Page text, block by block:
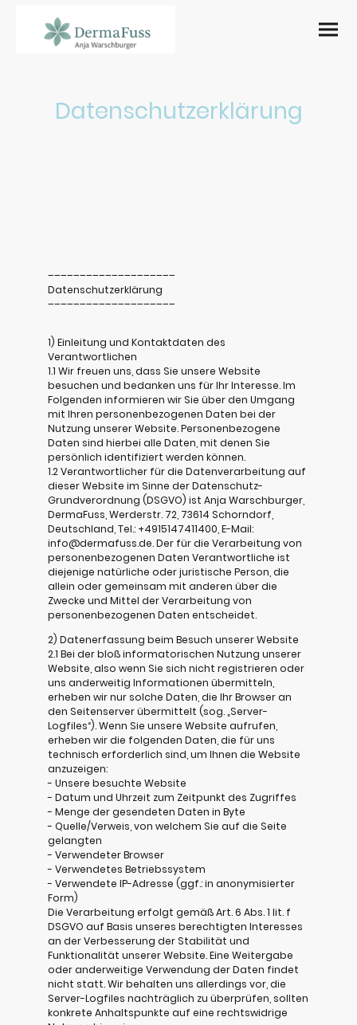
Datenschutzerklärung
––––––––––––––––––––
Datenschutzerklärung
––––––––––––––––––––
1) Einleitung und Kontaktdaten des
Verantwortlichen
1.1 Wir freuen uns, dass Sie unsere Website
besuchen und bedanken uns für Ihr Interesse. Im
Folgenden informieren wir Sie über den Umgang
mit Ihren personenbezogenen Daten bei der
Nutzung unserer Website. Personenbezogene
Daten sind hierbei alle Daten, mit denen Sie
persönlich identifiziert werden können.
1.2 Verantwortlicher für die Datenverarbeitung auf
dieser Website im Sinne der Datenschutz-
Grundverordnung (DSGVO) ist Anja Warschburger,
DermaFuss, Werderstr. 72, 73614 Schorndorf,
Deutschland, Tel.: +4915147411400, E-Mail:
info@dermafuss.de. Der für die Verarbeitung von
personenbezogenen Daten Verantwortliche ist
diejenige natürliche oder juristische Person, die
allein oder gemeinsam mit anderen über die
Zwecke und Mittel der Verarbeitung von
personenbezogenen Daten entscheidet.
2) Datenerfassung beim Besuch unserer Website
2.1 Bei der bloß informatorischen Nutzung unserer
Website, also wenn Sie sich nicht registrieren oder
uns anderweitig Informationen übermitteln,
erheben wir nur solche Daten, die Ihr Browser an
den Seitenserver übermittelt (sog. „Server-
Logfiles“). Wenn Sie unsere Website aufrufen,
erheben wir die folgenden Daten, die für uns
technisch erforderlich sind, um Ihnen die Website
anzuzeigen:
- Unsere besuchte Website
- Datum und Uhrzeit zum Zeitpunkt des Zugriffes
- Menge der gesendeten Daten in Byte
- Quelle/Verweis, von welchem Sie auf die Seite
gelangten
- Verwendeter Browser
- Verwendetes Betriebssystem
- Verwendete IP-Adresse (ggf.: in anonymisierter
Form)
Die Verarbeitung erfolgt gemäß Art. 6 Abs. 1 lit. f
DSGVO auf Basis unseres berechtigten Interesses
an der Verbesserung der Stabilität und
Funktionalität unserer Website. Eine Weitergabe
oder anderweitige Verwendung der Daten findet
nicht statt. Wir behalten uns allerdings vor, die
Server-Logfiles nachträglich zu überprüfen, sollten
konkrete Anhaltspunkte auf eine rechtswidrige